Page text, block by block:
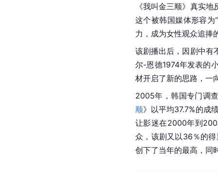
《我叫金三顺》真实
这个被韩国媒体形容
力，成为女性观众追捧
该剧播出后，因剧中有
尔-恩德1974年发表的
材开启了新的思路，一
2005年，韩国专门调
顺》以平均37.7%的成
让影迷在2000年到
众，该剧又以36％的
创下了当年的最高，同